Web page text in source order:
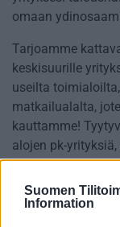
Suomen
Information
omaan
Tarjoamme
keskisuurille
useilta
matkailualalta,
kauttamme!
alojen pk-